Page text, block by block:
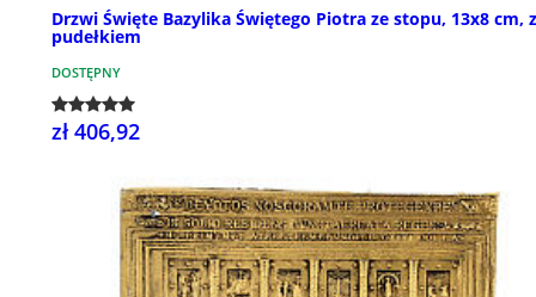
Drzwi Święte Bazylika Świętego Piotra ze stopu, 13x8 cm, z
pudełkiem
DOSTĘPNY
zł 406,92